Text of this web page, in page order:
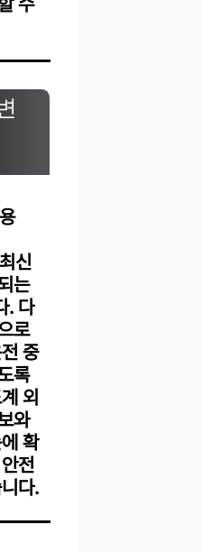
신
는
. 다
로
중
록
외
와
확
전
다.